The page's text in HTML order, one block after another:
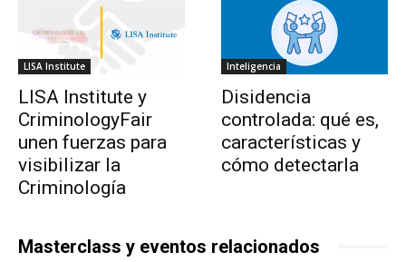
LISA Institute
LISA Institute y
CriminologyFair
unen fuerzas para
visibilizar la
Criminología
Inteligencia
Disidencia
controlada: qué es,
características y
cómo detectarla
Masterclass y eventos relacionados